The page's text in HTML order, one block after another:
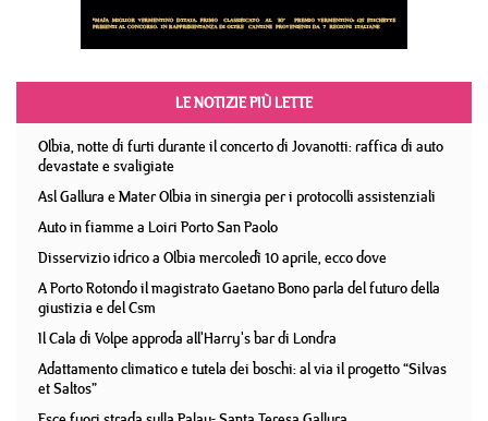
LE NOTIZIE PIÙ LETTE
Olbia, notte di furti durante il concerto di Jovanotti: raffica di auto
devastate e svaligiate
Asl Gallura e Mater Olbia in sinergia per i protocolli assistenziali
Auto in fiamme a Loiri Porto San Paolo
Disservizio idrico a Olbia mercoledì 10 aprile, ecco dove
A Porto Rotondo il magistrato Gaetano Bono parla del futuro della
giustizia e del Csm
Il Cala di Volpe approda all'Harry's bar di Londra
Adattamento climatico e tutela dei boschi: al via il progetto “Silvas
et Saltos”